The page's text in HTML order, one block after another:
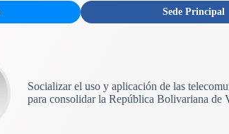
Sede Principal
Socializar el uso y aplicación de las
para consolidar la República Bolivariana de